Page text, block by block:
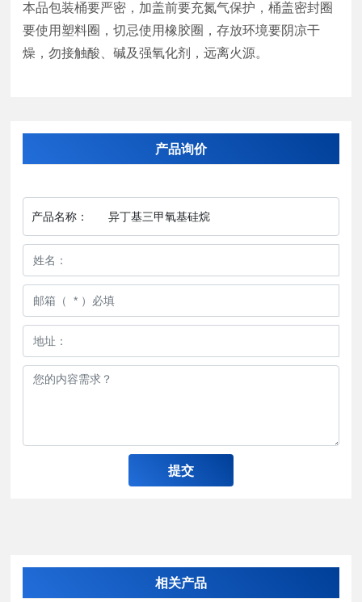
本品包装桶要严密，加盖前要充氮气保护，桶盖密封圈
要使用塑料圈，切忌使用橡胶圈，存放环境要阴凉干
燥，勿接触酸、碱及强氧化剂，远离火源。
产品询价
产品名称： 异丁基三甲氧基硅烷
提交
相关产品